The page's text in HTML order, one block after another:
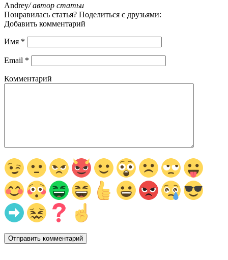
Andrey/ автор статьи
Понравилась статья? Поделиться с друзьями:
Добавить комментарий
Имя *
Email *
Комментарий